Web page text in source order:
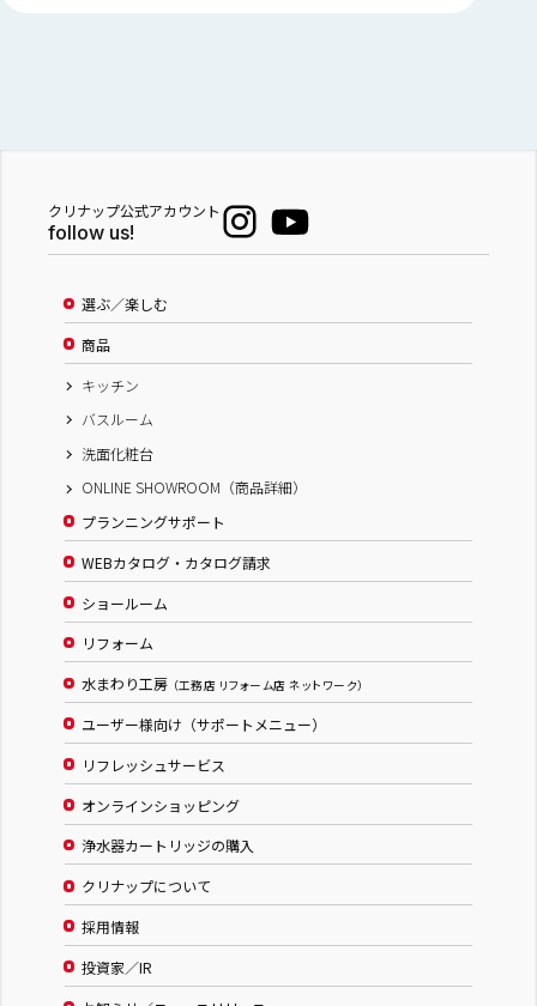
クリナップ公式アカウント
follow us!
選ぶ／楽しむ
商品
キッチン
バスルーム
洗面化粧台
ONLINE SHOWROOM（商品詳細）
プランニングサポート
WEBカタログ・カタログ請求
ショールーム
リフォーム
水まわり工房 （工務店 リフォーム店 ネットワーク）
ユーザー様向け（サポートメニュー）
リフレッシュサービス
オンラインショッピング
浄水器カートリッジの購入
クリナップについて
採用情報
投資家／IR